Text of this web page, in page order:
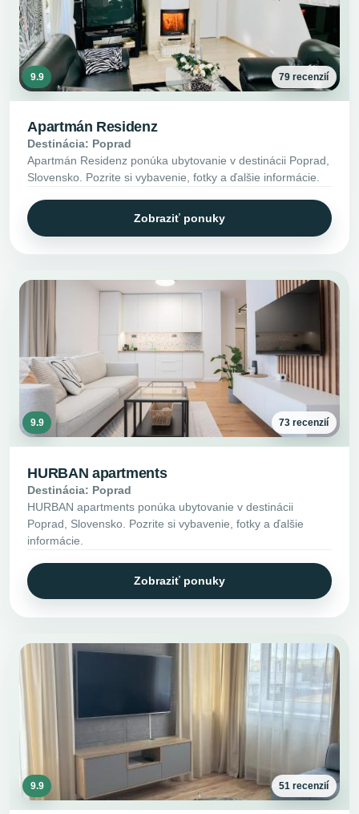
9.9 79 recenzií
Apartmán Residenz
Destinácia: Poprad
Apartmán Residenz ponúka ubytovanie v destinácii Poprad,
Slovensko. Pozrite si vybavenie, fotky a ďalšie informácie.
Zobraziť ponuky
9.9 73 recenzií
HURBAN apartments
Destinácia: Poprad
HURBAN apartments ponúka ubytovanie v destinácii
Poprad, Slovensko. Pozrite si vybavenie, fotky a ďalšie
informácie.
Zobraziť ponuky
9.9 51 recenzií